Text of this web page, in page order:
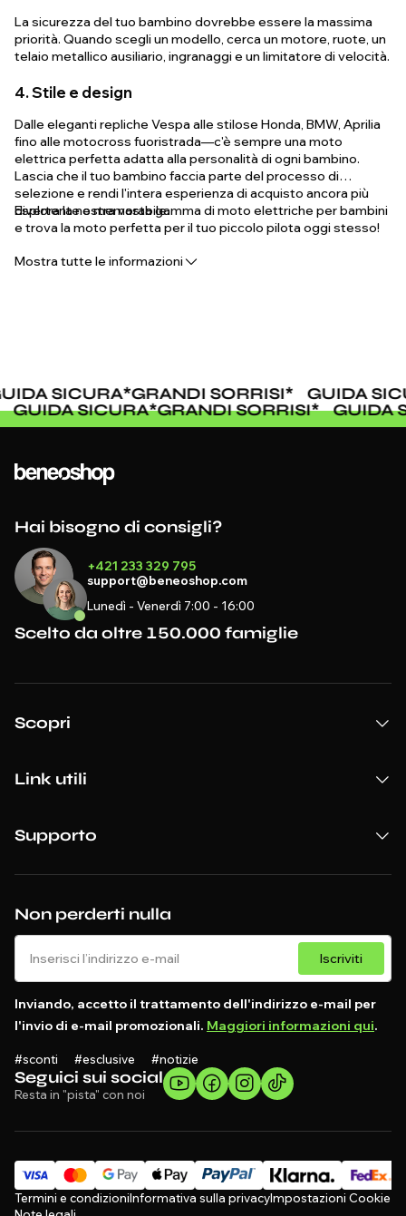
La sicurezza del tuo bambino dovrebbe essere la massima
priorità. Quando scegli un modello, cerca un motore, ruote, un
telaio metallico ausiliario, ingranaggi e un limitatore di velocità.
4. Stile e design
Dalle eleganti repliche Vespa alle stilose Honda, BMW, Aprilia
fino alle motocross fuoristrada—c'è sempre una moto
elettrica perfetta adatta alla personalità di ogni bambino.
Lascia che il tuo bambino faccia parte del processo di
selezione e rendi l'intera esperienza di acquisto ancora più
divertente e memorabile.
Esplora la nostra vasta gamma di moto elettriche per bambini
e trova la moto perfetta per il tuo piccolo pilota oggi stesso!
Mostra tutte le informazioni
SICURA*GRANDI SORRISI*
GUIDA
* GUIDA SICURA*GRANDI SORRISI*
Seguici sui social
Resta in "pista" con noi
Non perderti nulla
Iscriviti
Inviando, accetto il trattamento dell'indirizzo e-mail per
l'invio di e-mail promozionali. Maggiori informazioni qui.
#sconti #esclusive #notizie
Hai bisogno di consigli?
+421 233 329 795
support@beneoshop.com
Lunedì - Venerdì 7:00 - 16:00
Scelto da oltre 150.000 famiglie
Scopri
Link utili
Supporto
Termini e condizioniInformativa sulla privacyImpostazioni Cookie